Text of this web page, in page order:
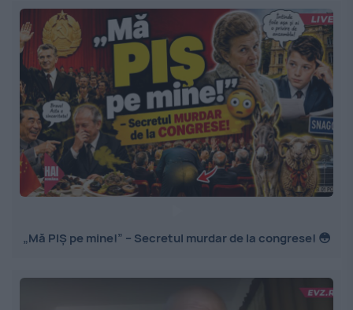
„Mă PIȘ pe mine!” – Secretul murdar de la congrese! 😳